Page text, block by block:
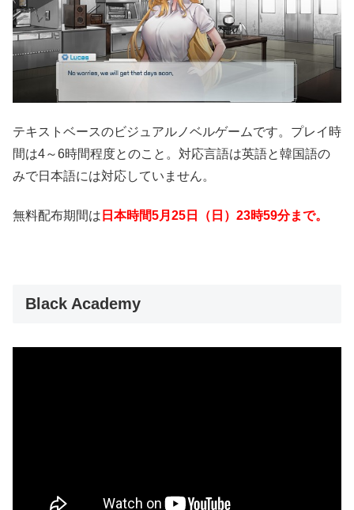
テキストベースのビジュアルノベルゲームです。プレイ時
間は4～6時間程度とのこと。対応言語は英語と韓国語の
みで日本語には対応していません。
無料配布期間は 日本時間5月25日（日）23時59分まで。
Black Academy